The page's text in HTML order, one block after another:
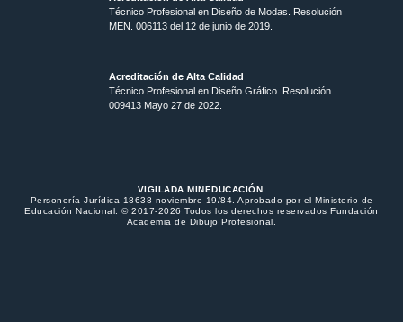
Técnico Profesional en Diseño de Modas. Resolución
MEN. 006113 del 12 de junio de 2019.
Acreditación de Alta Calidad
Técnico Profesional en Diseño Gráfico. Resolución
009413 Mayo 27 de 2022.
VIGILADA MINEDUCACIÓN.
Personería Jurídica 18638 noviembre 19/84. Aprobado por el Ministerio de
Educación Nacional. © 2017-2026 Todos los derechos reservados Fundación
Academia de Dibujo Profesional.